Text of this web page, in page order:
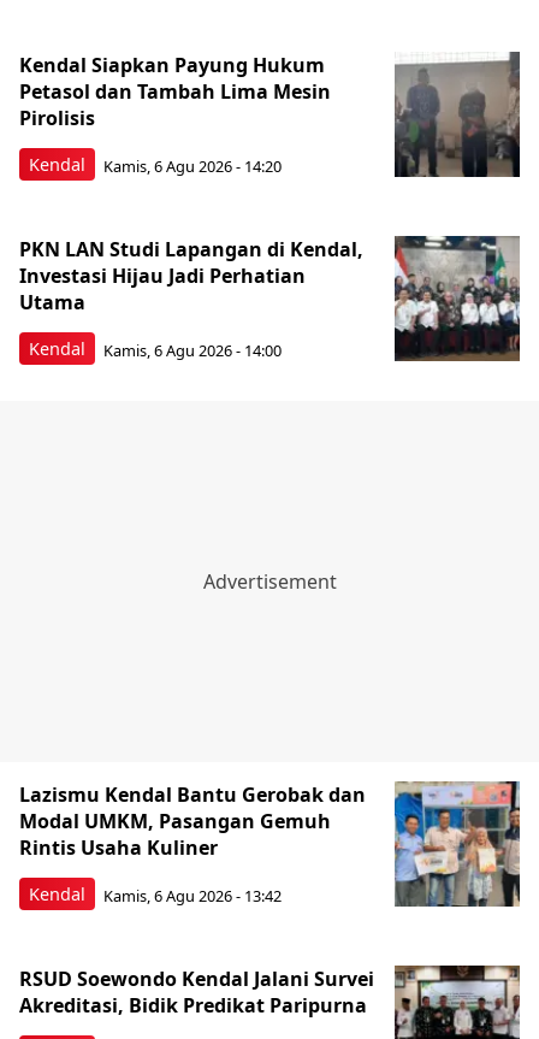
Kendal
Kendal Siapkan Payung Hukum
Petasol dan Tambah Lima Mesin
Pirolisis
Kamis, 6 Agu 2026 - 14:20
Kendal
PKN LAN Studi Lapangan di Kendal,
Investasi Hijau Jadi Perhatian
Utama
Kamis, 6 Agu 2026 - 14:00
Kendal
Lazismu Kendal Bantu Gerobak dan
Modal UMKM, Pasangan Gemuh
Rintis Usaha Kuliner
Kamis, 6 Agu 2026 - 13:42
RSUD Soewondo Kendal Jalani Survei
Akreditasi, Bidik Predikat Paripurna